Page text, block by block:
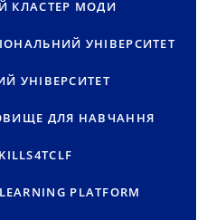
КЛАСТЕР МОДИ
УНІВЕРСИТЕТ
УНІВЕРСИТЕТ
ДЛЯ НАВЧАННЯ
PLATFORM